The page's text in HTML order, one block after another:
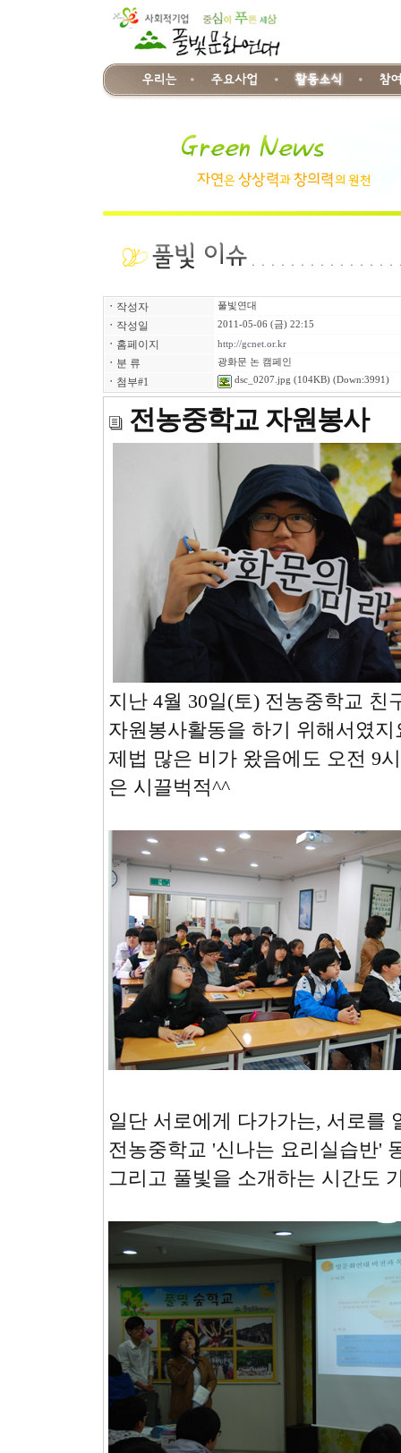
ㆍ 작성자 풀빛연대
ㆍ 작성일 2011-05-06 (금) 22:15
ㆍ 홈페이지 http://gcnet.or.kr
ㆍ 분 류 광화문 논 캠페인
ㆍ 첨부#1 dsc_0207.jpg (104KB) (Down:3991)
전농중학교 자원봉사
지난 4월 30일(토) 전농중학교 친
자원봉사활동을 하기 위해서였지
제법 많은 비가 왔음에도 오전 9
은 시끌벅적^^
일단 서로에게 다가가는, 서로를
전농중학교 '신나는 요리실습반'
그리고 풀빛을 소개하는 시간도